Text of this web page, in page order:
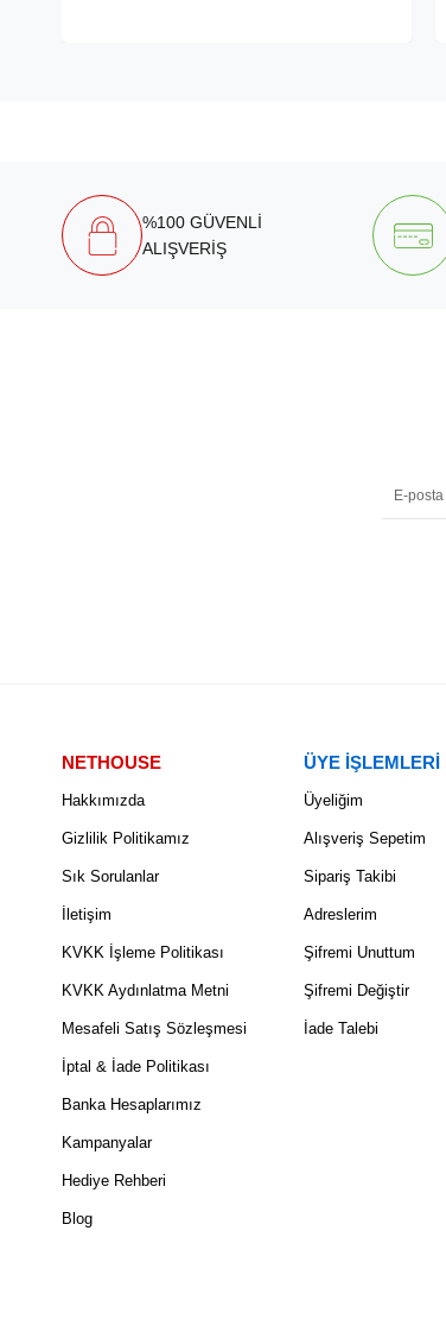
%100 GÜVENLİ
ALIŞVERİŞ
NETHOUSE
Hakkımızda
Gizlilik Politikamız
Sık Sorulanlar
İletişim
KVKK İşleme Politikası
KVKK Aydınlatma Metni
Mesafeli Satış Sözleşmesi
İptal & İade Politikası
Banka Hesaplarımız
Kampanyalar
Hediye Rehberi
Blog
ÜYE İŞLEMLERİ
Üyeliğim
Alışveriş Sepetim
Sipariş Takibi
Adreslerim
Şifremi Unuttum
Şifremi Değiştir
İade Talebi